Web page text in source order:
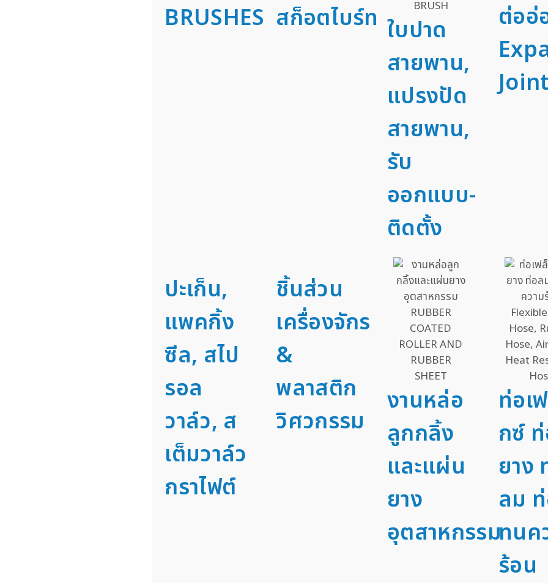
BRUSHES สก็อตไบร์ท ใบปาด
สายพาน,
แปรงปัด
สายพาน,
รับ
ออกแบบ-
ติดตั้ง
ต่ออ่
ปะเก็น,
แพคกิ้ง
ซีล, สไป
รอล
วาล์ว, ส
เต็มวาล์ว
กราไฟต์
ชิ้นส่วน
เครื่องจักร
&
พลาสติก
วิศวกรรม
งานหล่อ
ลูกกลิ้ง
และแผ่น
ยาง
อุตสาหกรรม
ท่อเ
กซ์
ยาง
ลม
ทนค
ร้อน